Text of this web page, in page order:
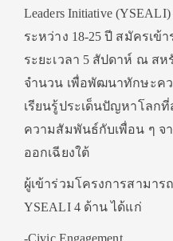
Leaders Initiative
ระหว่าง 18-25 ปี สมัครเข้
ระยะเวลา 5 สัปดาห์ ณ สห
จำนวน เพื่อพัฒนาทักษะค
เรียนรู้ประเด็นปัญหาโลก
ความสัมพันธ์กับเพื่อน ๆ จ
ออกเฉียงใต้
ผู้เข้าร่วมโครงการสามา
YSEALI 4 ด้าน ได้แก่